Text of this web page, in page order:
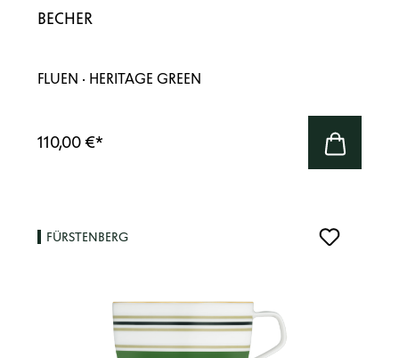
BECHER
FLUEN · HERITAGE GREEN
110,00 €*
FÜRSTENBERG